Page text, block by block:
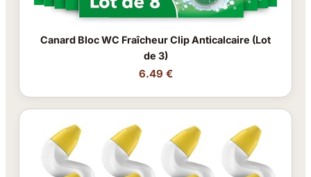
Canard Bloc WC Fraîcheur Clip Anticalcaire (Lot
de 3)
6.49 €